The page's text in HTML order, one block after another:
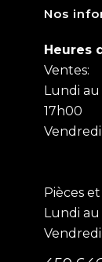
Nos
Heures
Ventes:
Lundi
17h00
Pièces
Lundi au
Vendredi